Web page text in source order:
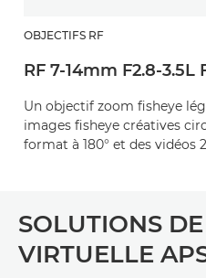
OBJECTIFS RF
RF 7-14mm F2.8-3.5L
Un objectif zoom fisheye
images fisheye créatives
format à 180° et des vidéos
SOLUTIONS
VIRTUELLE